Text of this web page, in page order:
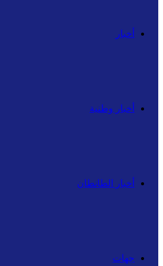
أخبار
أخبار وطنية
أخبار الطانطان
جهات